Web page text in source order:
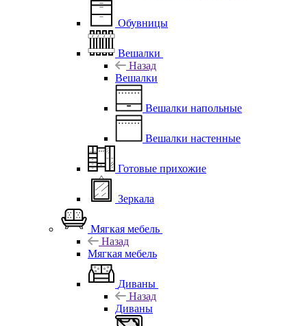
Обувницы
Вешалки
Назад
Вешалки
Вешалки напольные
Вешалки настенные
Готовые прихожие
Зеркала
Мягкая мебель
Назад
Мягкая мебель
Диваны
Назад
Диваны